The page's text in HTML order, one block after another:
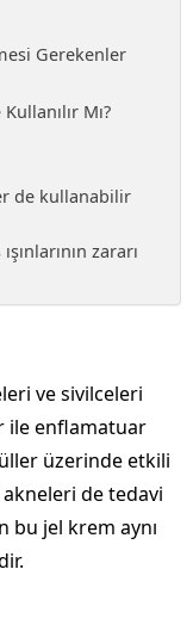
Gerekenler
Mı?
de kullanabilir
zararı
ve sivilceleri
ile enflamatuar
üzerinde etkili
de tedavi
bu jel krem aynı